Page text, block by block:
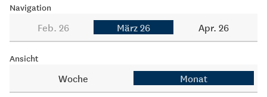
Navigation
Feb. 26 März 26 Apr. 26
Ansicht
Woche Monat